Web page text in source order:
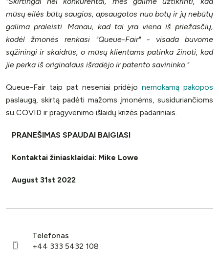
mūsų eilės būtų saugios, apsaugotos nuo botų ir jų nebūtų
galima praleisti. Manau, kad tai yra viena iš priežasčių,
kodėl žmonės renkasi "Queue-Fair" - visada buvome
sąžiningi ir skaidrūs, o mūsų klientams patinka žinoti, kad
jie perka iš originalaus išradėjo ir patento savininko."
Queue-Fair taip pat neseniai pridėjonemokamą pakopos
paslaugą, skirtą padėti mažoms įmonėms, susiduriančioms
su COVID ir pragyvenimo išlaidų krizės padariniais.
PRANEŠIMAS SPAUDAI BAIGIASI
Kontaktai žiniasklaidai: Mike Lowe
August 31st 2022
Telefonas